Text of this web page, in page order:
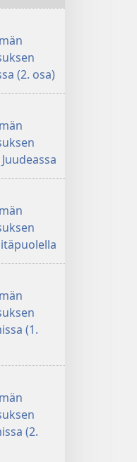
(2. osa)
(1.
(2.